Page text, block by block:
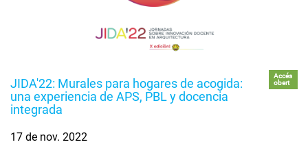
JIDA'22: Murales para hogares de acogida:
una experiencia de APS, PBL y docencia
integrada
Accés
obert
17 de nov. 2022